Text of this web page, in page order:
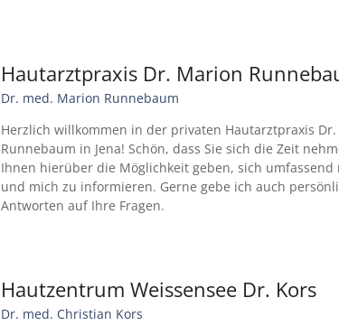
Hautarztpraxis Dr. Marion
Dr. med. Marion Runnebaum
Herzlich willkommen in der privaten Hautarztpraxis
Runnebaum in Jena! Schön, dass Sie sich die Zeit
Ihnen hierüber die Möglichkeit geben, sich umfassend
und mich zu informieren. Gerne gebe ich auch
Antworten auf Ihre Fragen.
Hautzentrum Weissensee Dr. Kors
Dr. med. Christian Kors